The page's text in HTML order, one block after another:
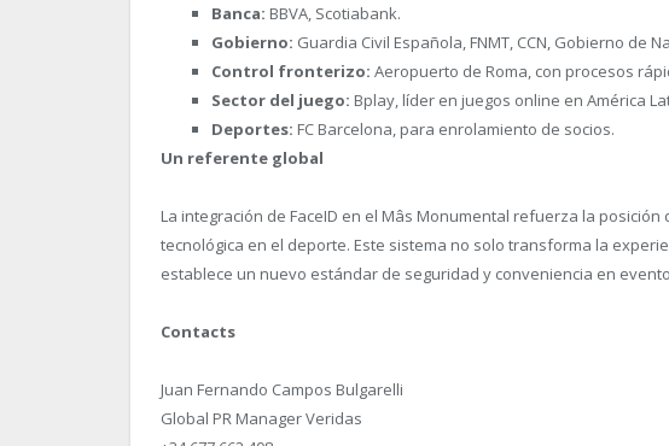
Banca: BBVA, Scotiabank.
Gobierno: Guardia Civil Española, FNMT, CCN, Gobierno de
Control fronterizo: Aeropuerto de Roma, con procesos
Sector del juego: Bplay, líder en juegos online en América
Deportes: FC Barcelona, para enrolamiento de socios.
Un referente global
La integración de FaceID en el Mâs Monumental refuerza la
tecnológica en el deporte. Este sistema no solo transforma la
establece un nuevo estándar de seguridad y conveniencia en
Contacts
Juan Fernando Campos Bulgarelli
Global PR Manager Veridas